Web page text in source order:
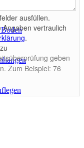
Boden
ausfüllen.
vertraulich
.
geben
Zum Beispiel: 76